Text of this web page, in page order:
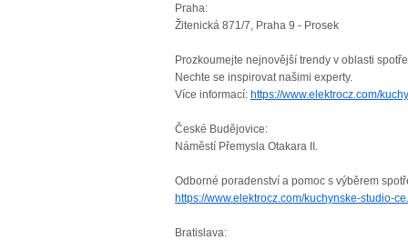
Praha:
Žitenická 871/7, Praha 9 - Prosek
Prozkoumejte nejnovější trendy v oblasti
Nechte se inspirovat našimi experty.
Více informací: https://www.elektrocz.com/
České Budějovice:
Náměstí Přemysla Otakara II.
Odborné poradenství a pomoc s výběrem
https://www.elektrocz.com/kuchynske-studio-ce..
Bratislava: